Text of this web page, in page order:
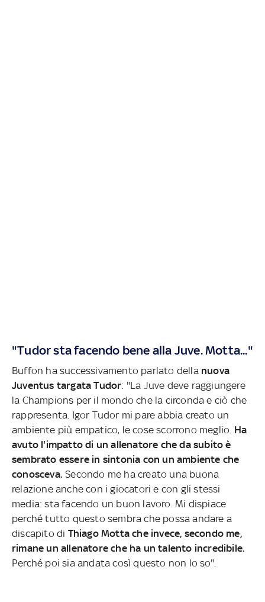
"Tudor sta facendo bene alla Juve. Motta..."
Buffon ha successivamento parlato della nuova
Juventus targata Tudor: "La Juve deve raggiungere
la Champions per il mondo che la circonda e ciò che
rappresenta. Igor Tudor mi pare abbia creato un
ambiente più empatico, le cose scorrono meglio. Ha
avuto l'impatto di un allenatore che da subito è
sembrato essere in sintonia con un ambiente che
conosceva. Secondo me ha creato una buona
relazione anche con i giocatori e con gli stessi
media: sta facendo un buon lavoro. Mi dispiace
perché tutto questo sembra che possa andare a
discapito di Thiago Motta che invece, secondo me,
rimane un allenatore che ha un talento incredibile.
Perché poi sia andata così questo non lo so".